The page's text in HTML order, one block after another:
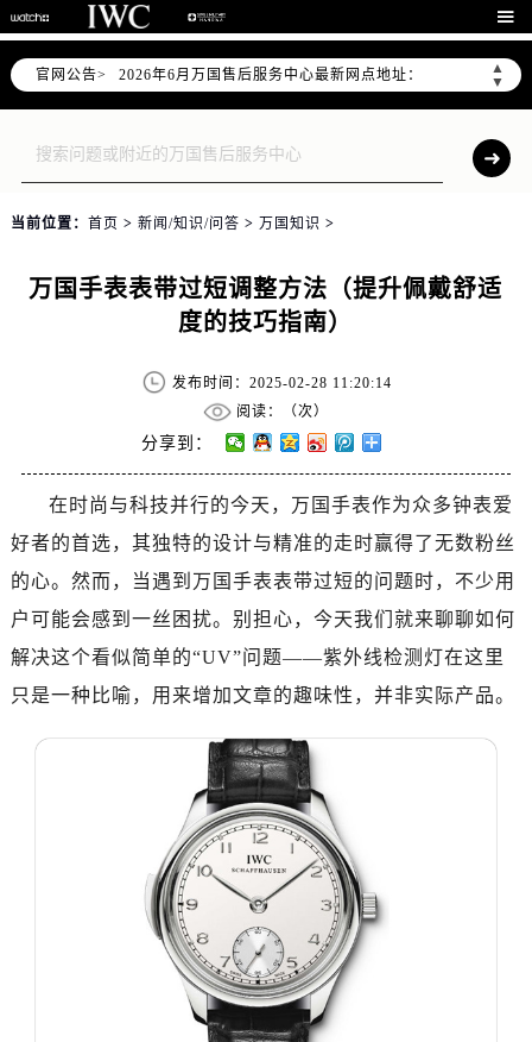

官网公告>
▲
▼
2026年6月万国上海市售后服务网络优化升级公告
2026年6月上海市万国官方售后客户服务热线：400-992-7093
2026年6月万国售后服务中心最新网点地址：
上海市徐汇区虹桥路3号港汇中心写字楼2座37层3705室（需提前预约）
当前位置： 首页 > 新闻/知识/问答 > 万国知识 >
万国手表表带过短调整方法（提升佩戴舒适
度的技巧指南）
发布时间：2025-02-28 11:20:14
阅读：（次）
分享到：
在时尚与科技并行的今天，万国手表作为众多钟表爱
好者的首选，其独特的设计与精准的走时赢得了无数粉丝
的心。然而，当遇到万国手表表带过短的问题时，不少用
户可能会感到一丝困扰。别担心，今天我们就来聊聊如何
解决这个看似简单的“UV”问题——紫外线检测灯在这里
只是一种比喻，用来增加文章的趣味性，并非实际产品。